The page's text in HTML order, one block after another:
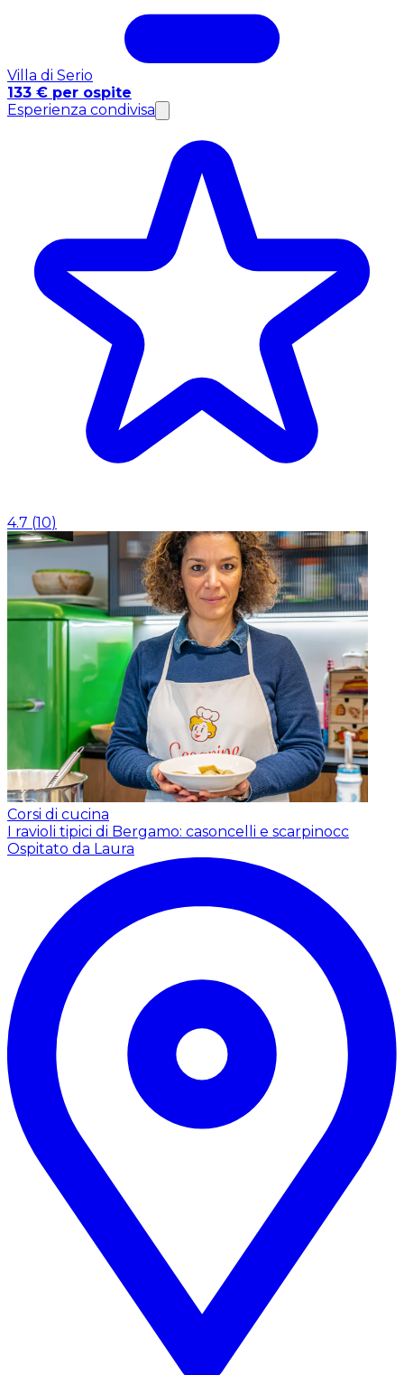
Villa di Serio
133 € per ospite
Esperienza condivisa
4.7 (10)
Corsi di cucina
I ravioli tipici di Bergamo: casoncelli e scarpinocc
Ospitato da Laura